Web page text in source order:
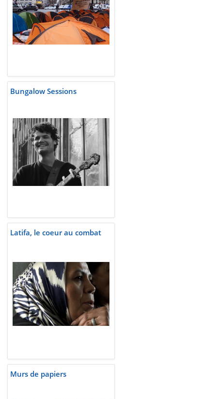
Bungalow Sessions
Latifa, le coeur au combat
Murs de papiers